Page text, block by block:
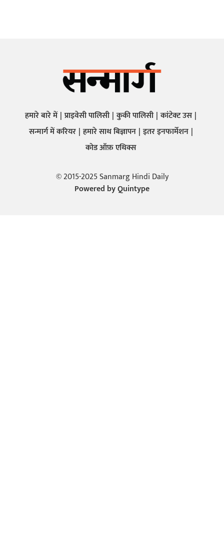
हमारे बारे में प्राइवेसी पालिसी कुकी पालिसी कांटेक्ट उस
सन्मार्ग में करियर हमारे साथ बिज्ञापन इतर इनफार्मेशन
कोड ऑफ़ एथिक्स
© 2015-2025 Sanmarg Hindi Daily
Powered byQuintype